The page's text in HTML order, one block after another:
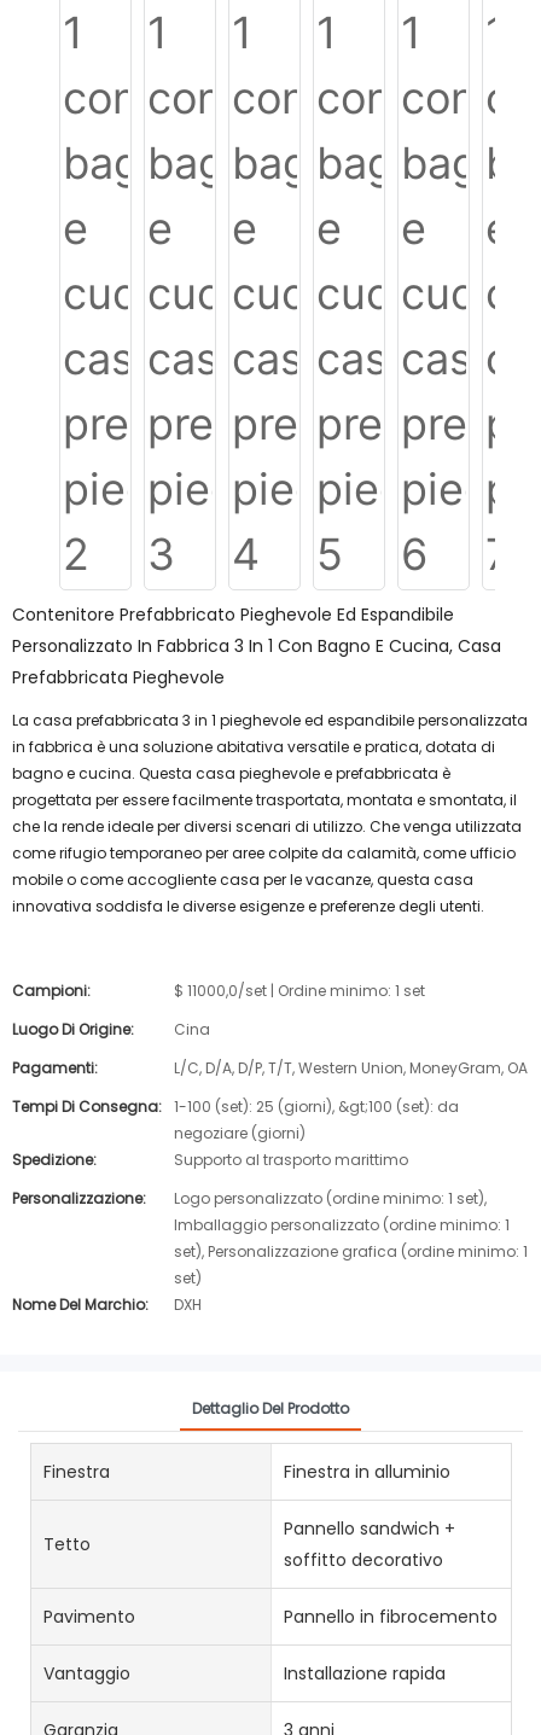
Contenitore Prefabbricato Pieghevole Ed Espandibile
Personalizzato In Fabbrica 3 In 1 Con Bagno E Cucina, Casa
Prefabbricata Pieghevole
La casa prefabbricata 3 in 1 pieghevole ed espandibile personalizzata
in fabbrica è una soluzione abitativa versatile e pratica, dotata di
bagno e cucina. Questa casa pieghevole e prefabbricata è
progettata per essere facilmente trasportata, montata e smontata, il
che la rende ideale per diversi scenari di utilizzo. Che venga utilizzata
come rifugio temporaneo per aree colpite da calamità, come ufficio
mobile o come accogliente casa per le vacanze, questa casa
innovativa soddisfa le diverse esigenze e preferenze degli utenti.
Campioni:
$ 11000,0/set | Ordine minimo: 1 set
Luogo Di Origine:
Cina
Pagamenti:
L/C, D/A, D/P, T/T, Western Union, MoneyGram, OA
Tempi Di Consegna: 1-100 (set): 25 (giorni), &gt;100 (set): da
negoziare (giorni)
Spedizione:
Supporto al trasporto marittimo
Personalizzazione:
Logo personalizzato (ordine minimo: 1 set),
Imballaggio personalizzato (ordine minimo: 1
set), Personalizzazione grafica (ordine minimo: 1
set)
Nome Del Marchio:
DXH
Dettaglio Del Prodotto
Finestra Finestra in alluminio
Tetto
Pannello sandwich +
soffitto decorativo
Pavimento Pannello in fibrocemento
Vantaggio Installazione rapida
Garanzia 3 anni